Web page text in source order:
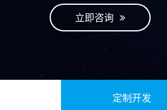
立即咨询
定制开发